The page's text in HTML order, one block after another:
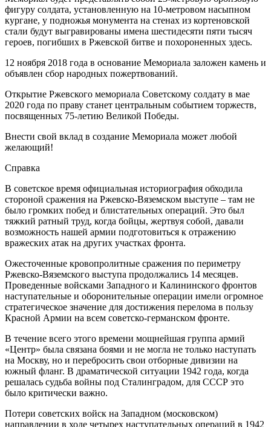
фигуру солдата, установленную на 10-метровом насыпном
кургане, у подножья монумента на стенах из кортеновской
стали будут выгравированы имена шестидесяти пяти тысяч
героев, погибших в Ржевской битве и похороненных здесь.
12 ноября 2018 года в основание Мемориала заложен камень и
объявлен сбор народных пожертвований.
Открытие Ржевского мемориала Советскому солдату в мае
2020 года по праву станет центральным событием торжеств,
посвященных 75-летию Великой Победы.
Внести свой вклад в создание Мемориала может любой
желающий!
Справка
В советское время официальная историография обходила
стороной сражения на Ржевско-Вяземском выступе – там не
было громких побед и блистательных операций. Это был
тяжкий ратный труд, когда бойцы, жертвуя собой, давали
возможность нашей армии подготовиться к отражению
вражеских атак на других участках фронта.
Ожесточенные кровопролитные сражения по периметру
Ржевско-Вяземского выступа продолжались 14 месяцев.
Проведенные войсками Западного и Калининского фронтов
наступательные и оборонительные операции имели огромное
стратегическое значение для достижения перелома в пользу
Красной Армии на всем советско-германском фронте.
В течение всего этого времени мощнейшая группа армий
«Центр» была связана боями и не могла не только наступать
на Москву, но и перебросить свои отборные дивизии на
южный фланг. В драматической ситуации 1942 года, когда
решалась судьба войны под Сталинградом, для СССР это
было критически важно.
Потери советских войск на Западном (московском)
направлении в ходе четырех наступательных операций в 1942